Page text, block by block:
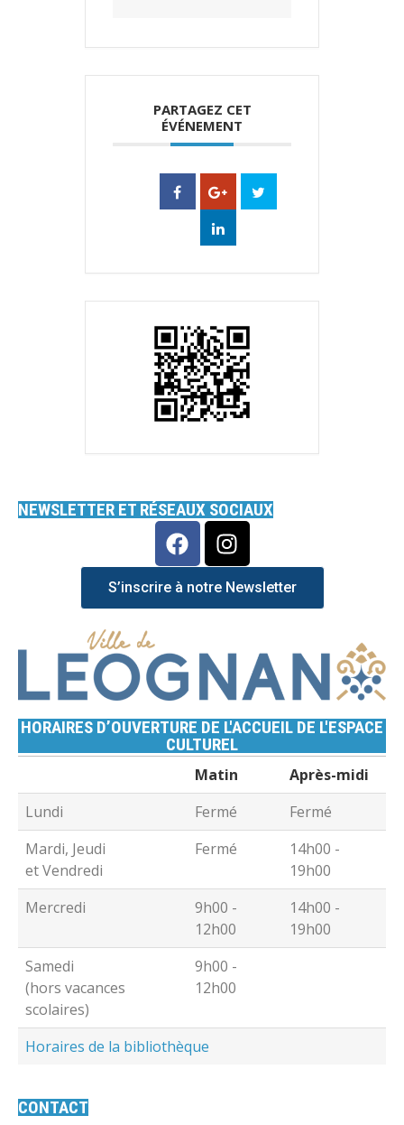
PARTAGEZ CET
ÉVÉNEMENT
NEWSLETTER ET RÉSEAUX SOCIAUX
S’inscrire à notre Newsletter
HORAIRES D’OUVERTURE DE L'ACCUEIL DE L'ESPACE
CULTUREL
Matin
Après-midi
Lundi
Fermé
Fermé
Mardi, Jeudi
et Vendredi
Fermé
14h00 -
19h00
Mercredi
9h00 -
12h00
14h00 -
19h00
Samedi
(hors vacances
scolaires)
9h00 -
12h00
Horaires de la bibliothèque
CONTACT